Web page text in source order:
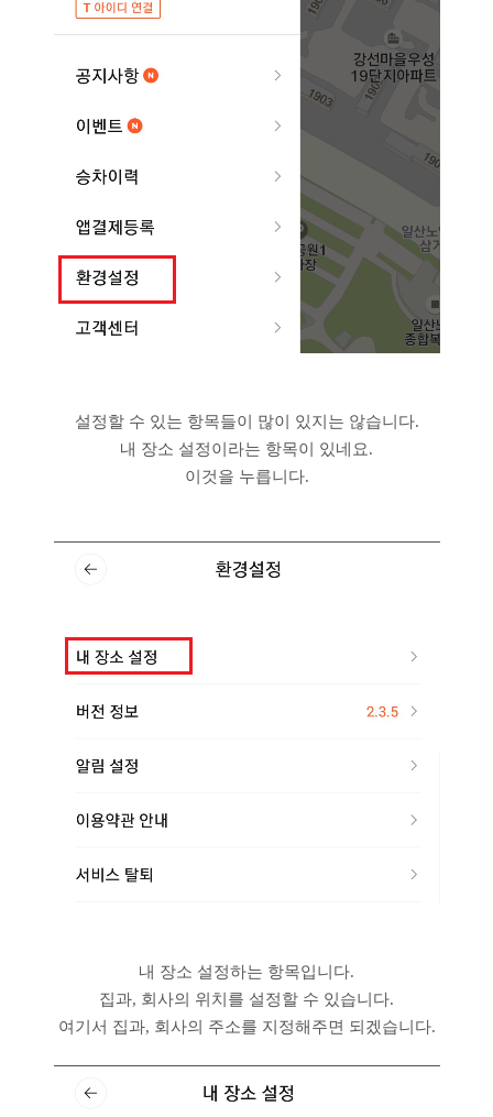
설정할 수 있는 항목들이 많이 있지는 않습니다.
내 장소 설정이라는 항목이 있네요.
이것을 누릅니다.
내 장소 설정하는 항목입니다.
집과, 회사의 위치를 설정할 수 있습니다.
여기서 집과, 회사의 주소를 지정해주면 되겠습니다.